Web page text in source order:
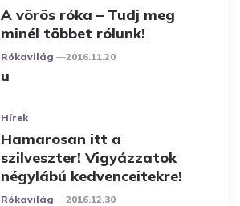
A vörös róka – Tudj meg
minél többet rólunk!
Posted
Rókavilág 2016.11.20
Hírek
Hamarosan itt a
szilveszter! Vigyázzatok
négylábú kedvenceitekre!
Posted
Rókavilág 2016.12.30